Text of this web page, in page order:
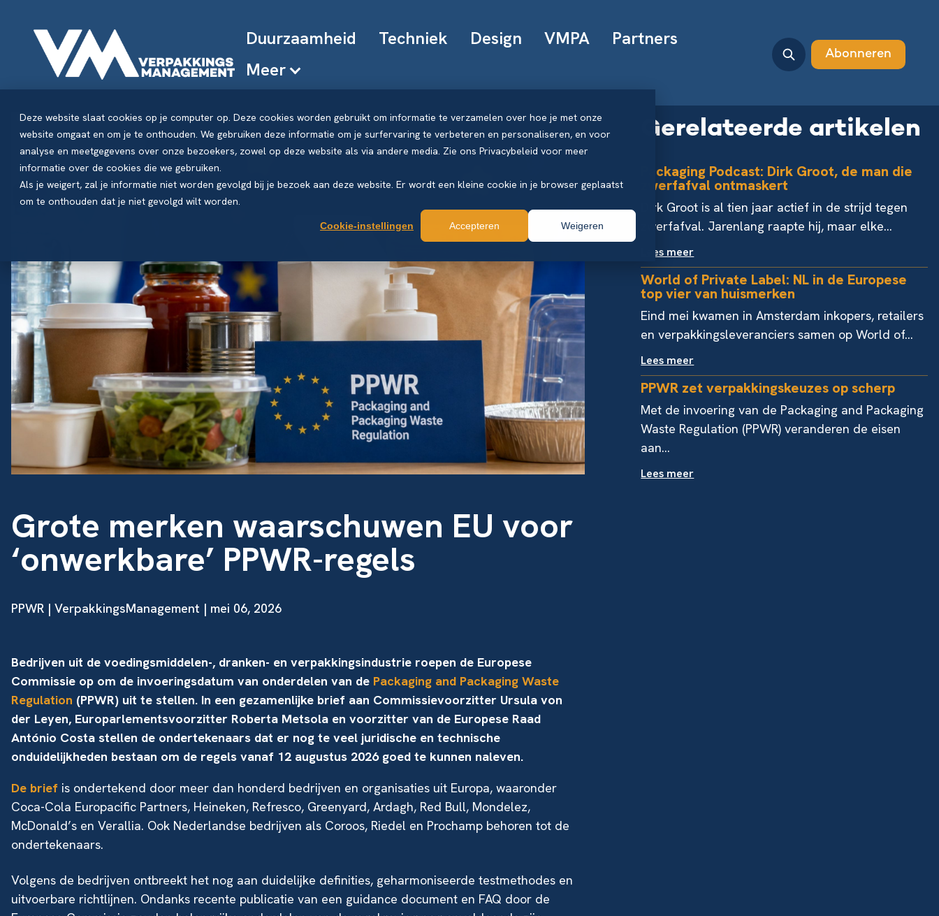
Deze website slaat cookies op je computer op. Deze cookies worden gebruikt om informatie te verzamelen over hoe je met onze
website omgaat en om je te onthouden. We gebruiken deze informatie om je surfervaring te verbeteren en personaliseren, en voor
analyse en meetgegevens over onze bezoekers, zowel op deze website als via andere media. Zie ons Privacybeleid voor meer
informatie over de cookies die we gebruiken.
Als je weigert, zal je informatie niet worden gevolgd bij je bezoek aan deze website. Er wordt een kleine cookie in je browser geplaatst
om te onthouden dat je niet gevolgd wilt worden.
Cookie-instellingen Accepteren Weigeren
Duurzaamheid Techniek Design VMPA
Partners
Meer
Abonneren
Grote merken waarschuwen EU voor
‘onwerkbare’ PPWR-regels
PPWR | VerpakkingsManagement | mei 06, 2026
Bedrijven uit de voedingsmiddelen-, dranken- en verpakkingsindustrie roepen de Europese
Commissie op om de invoeringsdatum van onderdelen van de Packaging and Packaging Waste
Regulation (PPWR) uit te stellen. In een gezamenlijke brief aan Commissievoorzitter Ursula von
der Leyen, Europarlementsvoorzitter Roberta Metsola en voorzitter van de Europese Raad
António Costa stellen de ondertekenaars dat er nog te veel juridische en technische
onduidelijkheden bestaan om de regels vanaf 12 augustus 2026 goed te kunnen naleven.
De brief is ondertekend door meer dan honderd bedrijven en organisaties uit Europa, waaronder
Coca-Cola Europacific Partners, Heineken, Refresco, Greenyard, Ardagh, Red Bull, Mondelez,
McDonald’s en Verallia. Ook Nederlandse bedrijven als Coroos, Riedel en Prochamp behoren tot de
ondertekenaars.
Volgens de bedrijven ontbreekt het nog aan duidelijke definities, geharmoniseerde testmethodes en
uitvoerbare richtlijnen. Ondanks recente publicatie van een guidance document en FAQ door de
Gerelateerde artikelen
Packaging Podcast: Dirk Groot, de man die
zwerfafval ontmaskert
Dirk Groot is al tien jaar actief in de strijd tegen
zwerfafval. Jarenlang raapte hij, maar elke...
Lees meer
World of Private Label: NL in de Europese
top vier van huismerken
Eind mei kwamen in Amsterdam inkopers, retailers
en verpakkingsleveranciers samen op World of...
Lees meer
PPWR zet verpakkingskeuzes op scherp
Met de invoering van de Packaging and Packaging
Waste Regulation (PPWR) veranderen de eisen
aan...
Lees meer